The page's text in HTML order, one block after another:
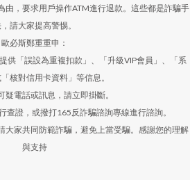
由，要求用戶操作ATM進行退款。這些都是詐騙手
請大家提高警惕。
歐必斯鄭重重申：
供「誤設為重複扣款」、「升級VIP會員」、「系
核對信用卡資料」等信息。
疑電話或訊息，請立即掛斷。
查證，或撥打165反詐騙諮詢專線進行諮詢。
大家共同防範詐騙，避免上當受騙。感謝您的理解
與支持